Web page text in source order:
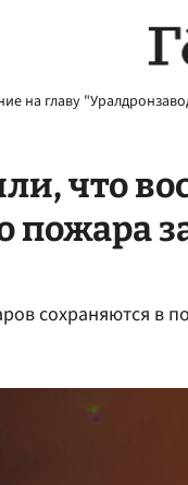
на главу
что
пожара
сохраняются в